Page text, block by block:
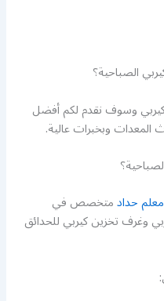
الصباحية؟
وسوف نقدم لكم أفضل
وبخبرات عالية.
معلم حدادمتخصص في
وغرف تخزين كيربي للحدائق